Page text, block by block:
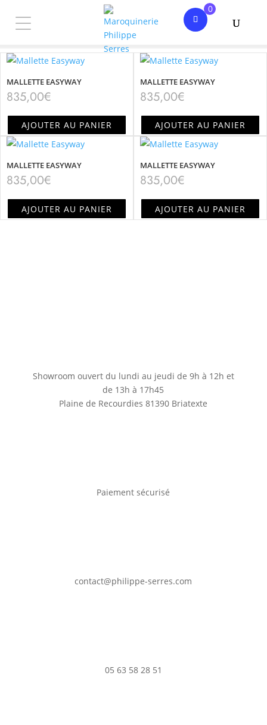
0
MALLETTE EASYWAY
835,00€
AJOUTER AU PANIER
MALLETTE EASYWAY
835,00€
AJOUTER AU PANIER
MALLETTE EASYWAY
835,00€
AJOUTER AU PANIER
MALLETTE EASYWAY
835,00€
AJOUTER AU PANIER
Showroom ouvert du lundi au jeudi de 9h à 12h et
de 13h à 17h45
Plaine de Recourdies81390 Briatexte
Paiement sécurisé
contact@philippe-serres.com
05 63 58 28 51